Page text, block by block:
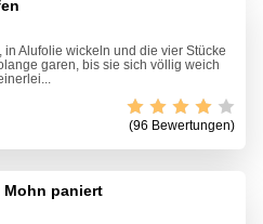
in Alufolie wickeln und die vier Stücke
garen, bis sie sich völlig weich
(96 Bewertungen)
Mohn paniert